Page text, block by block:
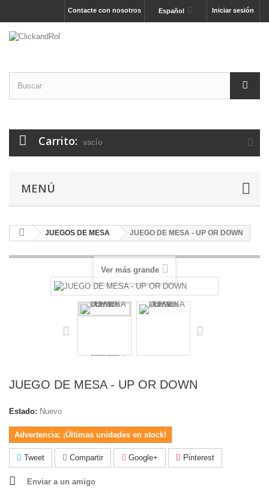
Iniciar sesión
Español
Contacte con nosotros
Carrito: vacío
MENÚ
JUEGOS DE MESA JUEGO DE MESA - UP OR DOWN
Ver más grande
JUEGO DE MESA - UP OR DOWN
Estado: Nuevo
Advertencia: ¡Últimas unidades en stock!
Tweet Compartir Google+ Pinterest
Enviar a un amigo